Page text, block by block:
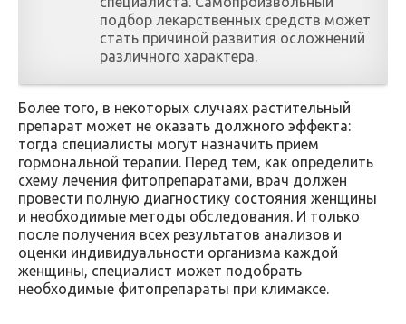
подбор лекарственных средств может
стать причиной развития осложнений
различного характера.
Более того, в некоторых случаях растительный
препарат может не оказать должного эффекта:
тогда специалисты могут назначить прием
гормональной терапии. Перед тем, как определить
схему лечения фитопрепаратами, врач должен
провести полную диагностику состояния женщины
и необходимые методы обследования. И только
после получения всех результатов анализов и
оценки индивидуальности организма каждой
женщины, специалист может подобрать
необходимые фитопрепараты при климаксе.